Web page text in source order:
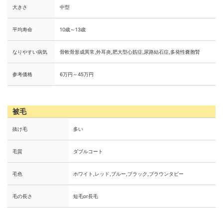
大きさ 中型
平均寿命 10歳～13歳
なりやすい病気 骨軟骨形成異常,外耳炎,肥大型心筋症,尿路結石症,多発性嚢胞腎
参考価格 6万円～45万円
被毛
抜け毛 多い
毛質 ダブルコート
毛色 ホワイト,レッド,ブルー,ブラック,ブラウンタビー
毛の長さ 短毛or長毛